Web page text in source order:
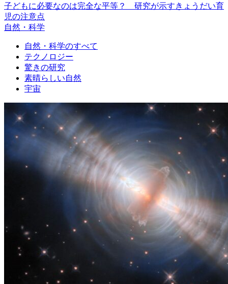
子どもに必要なのは完全な平等？ 研究が示すきょうだい育
児の注意点
自然・科学
自然・科学のすべて
テクノロジー
驚きの研究
素晴らしい自然
宇宙